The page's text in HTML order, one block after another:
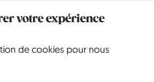
votre expérience
de cookies pour nous
Creative Commons: BY, NC, DA